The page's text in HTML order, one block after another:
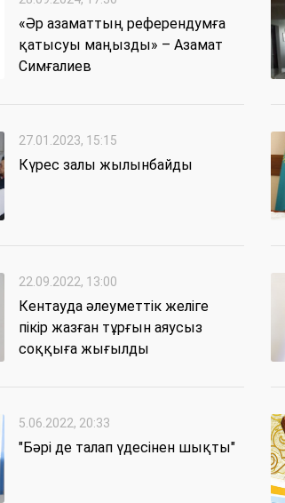
«Әр азаматтың референдумға
қатысуы маңызды» – Азамат
Симғалиев
27.01.2023, 15:15
Күрес залы жылынбайды
22.09.2022, 13:00
Кентауда әлеуметтік желіге
пікір жазған тұрғын аяусыз
соққыға жығылды
5.06.2022, 20:33
"Бәрі де талап үдесінен шықты"